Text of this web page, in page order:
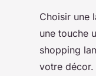
Choisir une
une touche
shopping
votre décor.